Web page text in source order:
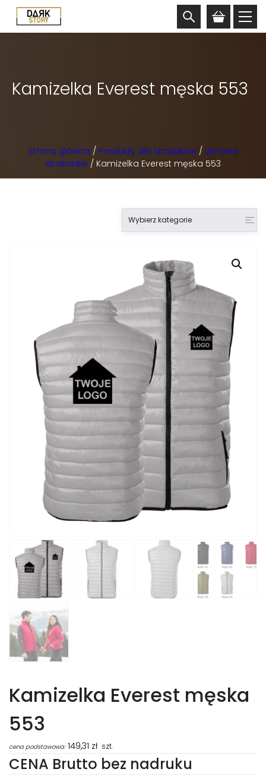
Kamizelka Everest męska 553
Strona główna / Produkty dla strażaków/ Ubrania
strażackie / Kamizelka Everest męska 553
Wybierz kategorie
Kamizelka Everest męska
553
cena podstawowa: 149,31 zł szt.
CENA Brutto bez nadruku